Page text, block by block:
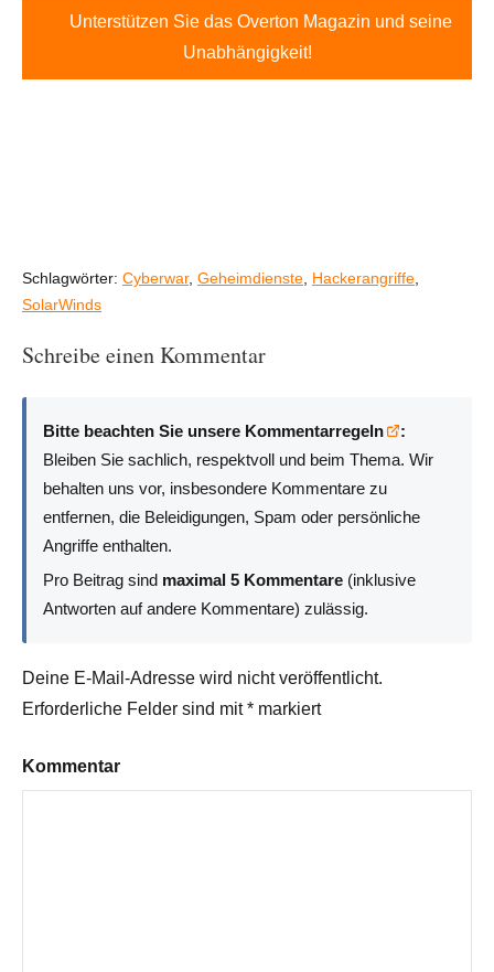
Unterstützen Sie das Overton Magazin und seine
Unabhängigkeit!
Schlagwörter: Cyberwar, Geheimdienste Hackerangriffe
SolarWinds
Schreibe einen Kommentar
Bitte beachten Sie unsere Kommentarregeln
:
Bleiben Sie sachlich, respektvoll und beim Thema. Wir
behalten uns vor, insbesondere Kommentare zu
entfernen, die Beleidigungen, Spam oder persönliche
Angriffe enthalten.
Pro Beitrag sind maximal 5 Kommentare (inklusive
Antworten auf andere Kommentare) zulässig.
Deine E-Mail-Adresse wird nicht veröffentlicht.
Erforderliche Felder sind mit* markiert
Kommentar